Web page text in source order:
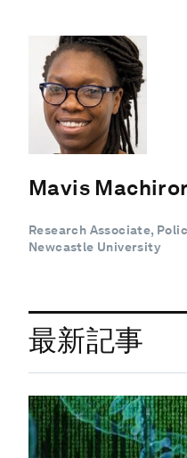
Mavis
Research Associate,
Newcastle University
最新記事